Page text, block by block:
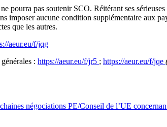
pourra pas soutenir SCO. Réitérant ses
imposer aucune condition supplémentaire aux
que les autres.
aeur.eu/f/jqg
: https://aeur.eu/f/jr5 ; https://aeur.eu/f/jqe
négociations PE/Conseil de l’UE